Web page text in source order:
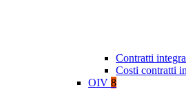
Contratti
Costi contratti
OIV 8